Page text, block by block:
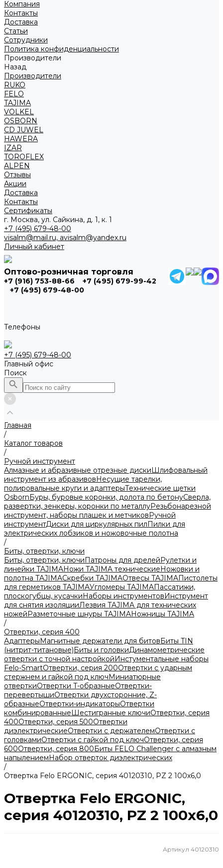
Компания
Контакты
Доставка
Статьи
Сотрудники
Политика конфиденциальности
Производители
Назад
Производители
RUKO
FELO
TAJIMA
VOLKEL
OSBORN
CD JUWEL
HAWERA
IZAR
TOROFLEX
ALPEN
Отзывы
Акции
Доставка
Контакты
Сертификаты
г. Москва, ул. Сайкина, д. 1, к. 1
+7 (495) 679-48-00
visalm@mail.ru, avisalm@yandex.ru
Личный кабинет
Оптово-розничная торговля
+7 (916) 753-88-66
+7 (495) 679-99-42
+7 (495) 679-48-00
Телефоны
+7 (495) 679-48-00
Главный офис
Поиск
Главная
/
Каталог товаров
/
Ручной инструмент
Алмазные и абразивные отрезные дискиШлифовальный
инструмент из абразивовНесущие тарелки,
полировальные круги и адаптерыТехнические щетки
OsbornБуры, буровые коронки, долота по бетонуСверла,
развертки, зенкеры, коронки по металлуРезьбонарезной
инструмент, наборы плашек и метчиковРучной
инструментДиски для циркулярных пилПилки для
электрических лобзиков и ножовочные полотна
/
Биты, отвертки, ключи
Биты, отвертки, ключиПатроны для дрелейРулетки и
линейки TAJIMAНожи TAJIMA техническиеНожовки и
полотна TAJIMAСкребки TAJIMAОтвесы TAJIMAПистолеты
для герметиков TAJIMAУгломеры TAJIMAПассатижи,
плоскогубцы, кусачкиНаборы инструментовИнструмент
для снятия изоляцииЛезвия TAJIMA для технических
ножейРазметочные шнуры TAJIMAНожницы TAJIMA
/
Отвертки, серия 400
АдаптерыМагнитные держатели для битовБиты TIN
(нитрит-титановые)Биты и головкиДинамометрические
отвертки с точной настройкойИнстументальные наборы
Felo-SmartОтвертки, серия 200Отвертки с ударным
стержнем и гайкой под ключМиниатюрные
отверткиОтвертки T-образныеОтвертки-
перевертышиОтвертки двухсторонние, Z-
образныеОтвертки-индикаторыОтвертки
комбинированныеШестигранные ключиОтвертки, серия
400Отвертки, серия 500Отвертки
диэлектрическиеОтвертки с держателемОтвертки с
головкамиОтвертки с гайкой под ключОтвертки, серия
600Отвертки, серия 800Биты FELO Challenger с алмазным
напылениемНабор отверток диэлектрических
/
Отвертка Felo ERGONIC, серия 40120310, PZ 2 100x6,0
Отвертка Felo ERGONIC,
серия 40120310, PZ 2 100x6,0
Артикул 40120310